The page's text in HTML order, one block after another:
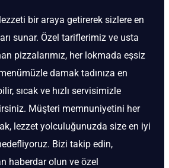
bir araya getirerek sizlere en
sunar. Özel tariflerimiz ve usta
pizzalarımız, her lokmada eşsiz
damak tadınıza en
sıcak ve hızlı servisimizle
Müşteri memnuniyetini her
lezzet yolculuğunuzda size en iyi
Bizi takip edin,
haberdar olun ve özel